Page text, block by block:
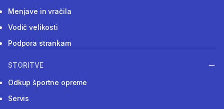
Menjave in vračila
Vodič velikosti
Podpora strankam
STORITVE
Odkup športne opreme
Servis